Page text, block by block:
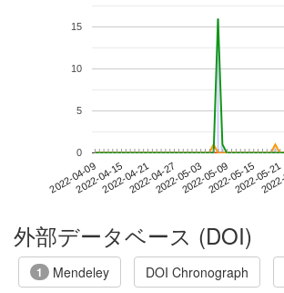
2022-04-092022-04-152022-04-212022-04-272022-05-032022-05-092022-05-152022-05-21
0
5
10
15
外部データベース (DOI)
1 Mendeley DOI Chronograph